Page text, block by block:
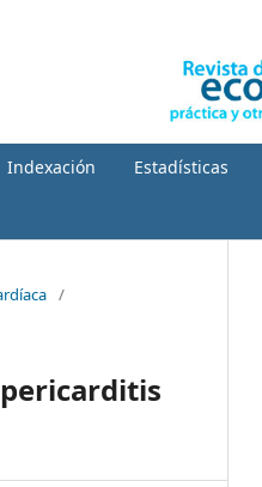
Indexación Estadísticas
/